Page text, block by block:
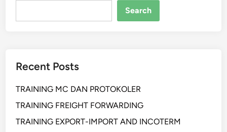
Search
Recent Posts
TRAINING MC DAN PROTOKOLER
TRAINING FREIGHT FORWARDING
TRAINING EXPORT-IMPORT AND INCOTERM